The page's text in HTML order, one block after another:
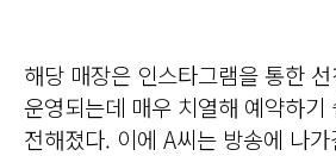
해당 매장은 인스타그램을 통한
운영되는데 매우 치열해 예약하기
전해졌다. 이에 A씨는 방송에 나